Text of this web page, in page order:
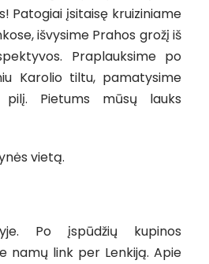
Patogiai įsitaisę kruiziniame
išvysime Prahos grožį iš
Praplauksime po
Karolio tiltu, pamatysime
pilį. Pietums mūsų lauks
vietą.
Po įspūdžių kupinos
namų link per Lenkiją. Apie